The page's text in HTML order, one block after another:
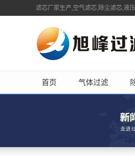
滤芯厂家生产,空气滤芯,除尘滤芯,液
首页 气体过滤